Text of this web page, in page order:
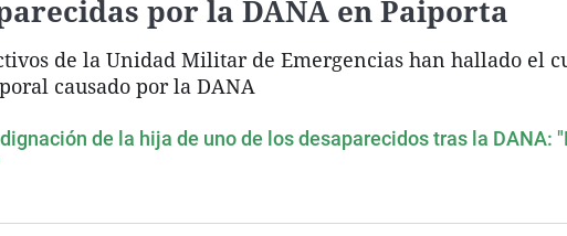
por la DANA en Paiporta
de la Unidad Militar de Emergencias han hallado el
causado por la DANA
de la hija de uno de los desaparecidos tras la DANA: